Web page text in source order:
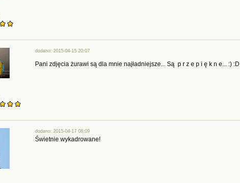
dodano: 2015-04-15 20:07
Pani zdjęcia żurawi są dla mnie najładniejsze... Są p r z e p i ę k n e... :) :D
dodano: 2015-04-17 08:09
Świetnie wykadrowane!